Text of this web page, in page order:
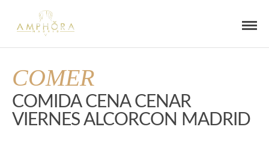
COMER
COMIDA CENA CENAR
VIERNES ALCORCON MADRID